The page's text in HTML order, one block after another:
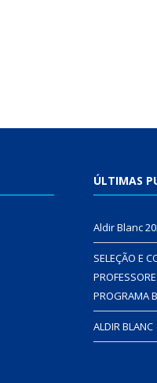
ÚLTIMAS
Aldir Blanc
SELEÇÃO E
PROGRAMA
ALDIR BLANC